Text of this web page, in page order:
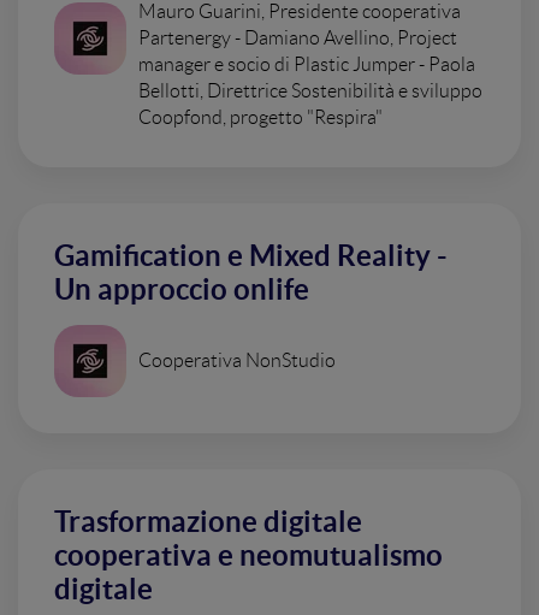
Mauro Guarini, Presidente cooperativa
Partenergy - Damiano Avellino, Project
manager e socio di Plastic Jumper - Paola
Bellotti, Direttrice Sostenibilità e sviluppo
Coopfond, progetto "Respira"
Gamification e Mixed Reality -
Un approccio onlife
Cooperativa NonStudio
Trasformazione digitale
cooperativa e neomutualismo
digitale